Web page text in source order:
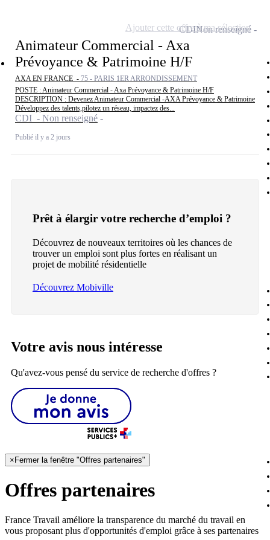
Animateur Commercial - Axa
Prévoyance & Patrimoine H/F
AXA EN FRANCE - 75 - PARIS 1ER ARRONDISSEMENT
POSTE : Animateur Commercial - Axa Prévoyance & Patrimoine H/F
DESCRIPTION : Devenez Animateur Commercial -AXA Prévoyance & Patrimoine
Développez des talents,pilotez un réseau, impactez des...
CDI - Non renseigné
Publié il y a 2 jours
CDINon renseigné
Ajouter cette offre à ma sélection
Prêt à élargir votre recherche d’emploi ?
Découvrez de nouveaux territoires où les chances de
trouver un emploi sont plus fortes en réalisant un
projet de mobilité résidentielle
Découvrez Mobiville
Votre avis nous intéresse
Qu'avez-vous pensé du service de recherche d'offres ?
× Fermer la fenêtre "Offres partenaires"
Offres partenaires
France Travail améliore la transparence du marché du travail en
vous proposant plus d'opportunités d'emploi grâce à ses partenaires